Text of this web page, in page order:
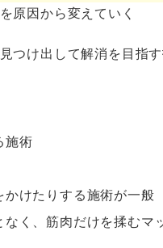
原因から変えていく
け出して解消を目指す
施術
けたりする施術が一般
く、筋肉だけを揉むマ